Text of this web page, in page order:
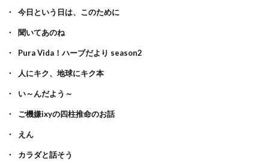
今日という日は、このために
聞いてあのね
Pura Vida！ハーブだより season2
人にキク、地球にキク本
い～んだよう～
ご機嫌ixyの四柱推命のお話
えん
カラダと話そう